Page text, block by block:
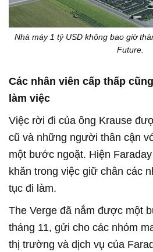
Nhà máy 1 tỷ USD không bao giờ
Future.
Các nhân viên cấp thấp
làm việc
Việc rời đi của ông Krause
cũ và những người thân cận
một bước ngoặt. Hiện
khăn trong việc giữ chân các
tục đi làm.
The Verge đã nắm được một
tháng 11, gửi cho các nhóm
thị trường và dịch vụ của